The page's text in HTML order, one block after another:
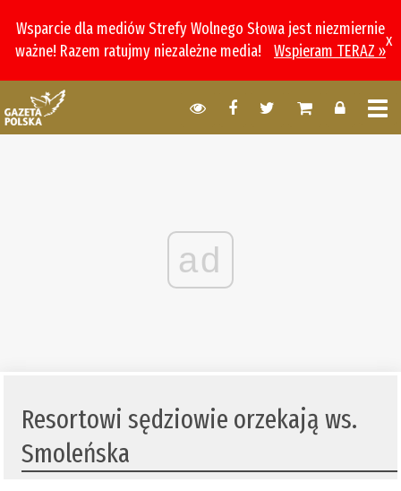
Wsparcie dla mediów Strefy Wolnego Słowa jest niezmiernie
ważne! Razem ratujmy niezależne media!
Wspieram TERAZ »
x
ad
Resortowi sędziowie orzekają ws.
Smoleńska